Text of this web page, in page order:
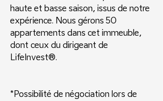
haute et basse saison, issus de notre
expérience. Nous gérons 50
appartements dans cet immeuble,
dont ceux du dirigeant de
LifeInvest®.
*Possibilité de négociation lors de